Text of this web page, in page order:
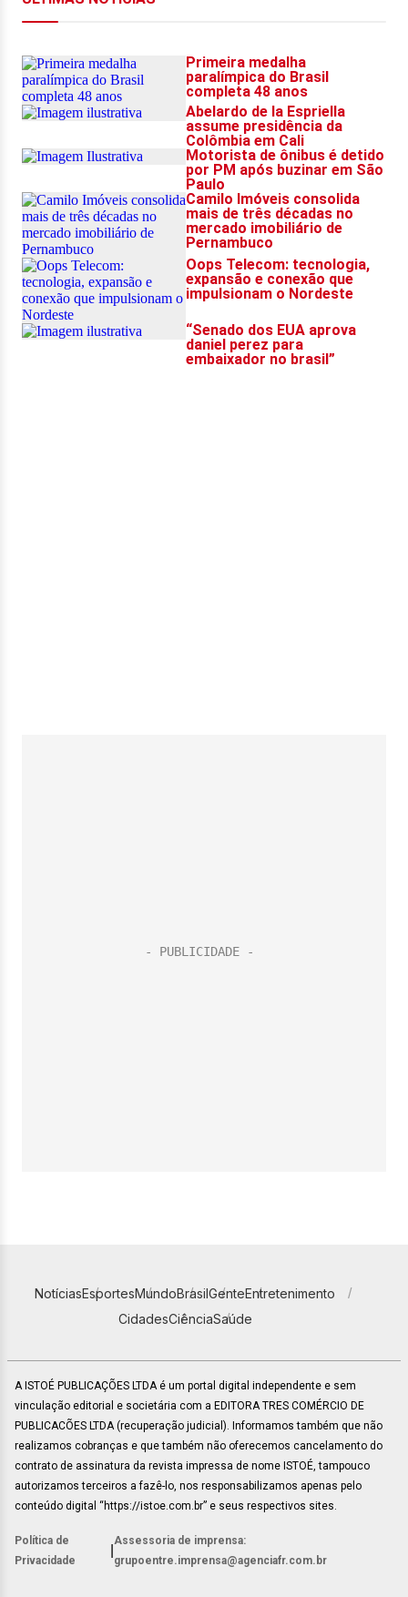
NotíciasEsportesMundoBrasilGenteEntretenimento
CidadesCiênciaSaúde
A ISTOÉ PUBLICAÇÕES LTDA é um portal digital independente e sem
vinculação editorial e societária com a EDITORA TRES COMÉRCIO DE
PUBLICACÕES LTDA (recuperação judicial). Informamos também que não
realizamos cobranças e que também não oferecemos cancelamento do
contrato de assinatura da revista impressa de nome ISTOÉ, tampouco
autorizamos terceiros a fazê-lo, nos responsabilizamos apenas pelo
conteúdo digital “https://istoe.com.br” e seus respectivos sites.
Política de
Privacidade
Assessoria de imprensa:
grupoentre.imprensa@agenciafr.com.br